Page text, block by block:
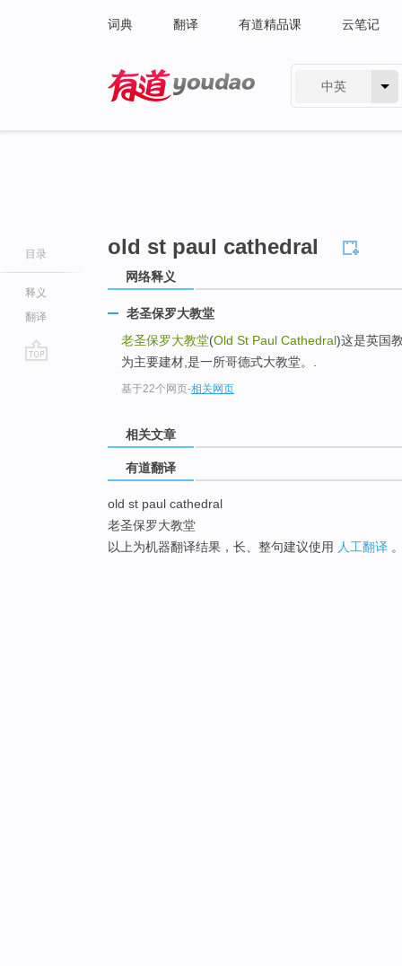
词典 翻译 有道精品课 云笔记
中英
目录
释义
翻译
old st paul cathedral
网络释义
老圣保罗大教堂
老圣保罗大教堂(Old St Paul Cathedral)这是英国
为主要建材,是一所哥德式大教堂。.
基于22个网页-相关网页
相关文章
有道翻译
old st paul cathedral
老圣保罗大教堂
以上为机器翻译结果，长、整句建议使用 人工翻译